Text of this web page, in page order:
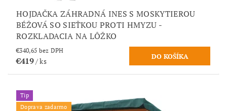
HOJDAČKA ZÁHRADNÁ INES S MOSKYTIEROU
BÉŽOVÁ SO SIEŤKOU PROTI HMYZU -
ROZKLADACIA NA LÔŽKO
€340,65 bez DPH
€419/ ks
Tip
Doprava zadarmo